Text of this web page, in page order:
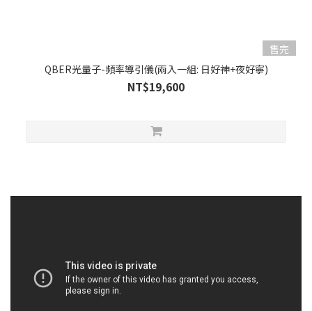
售完
QBER光量子-頻率導引儀(兩入一組: 日好神+夜好寧)
NT$19,600